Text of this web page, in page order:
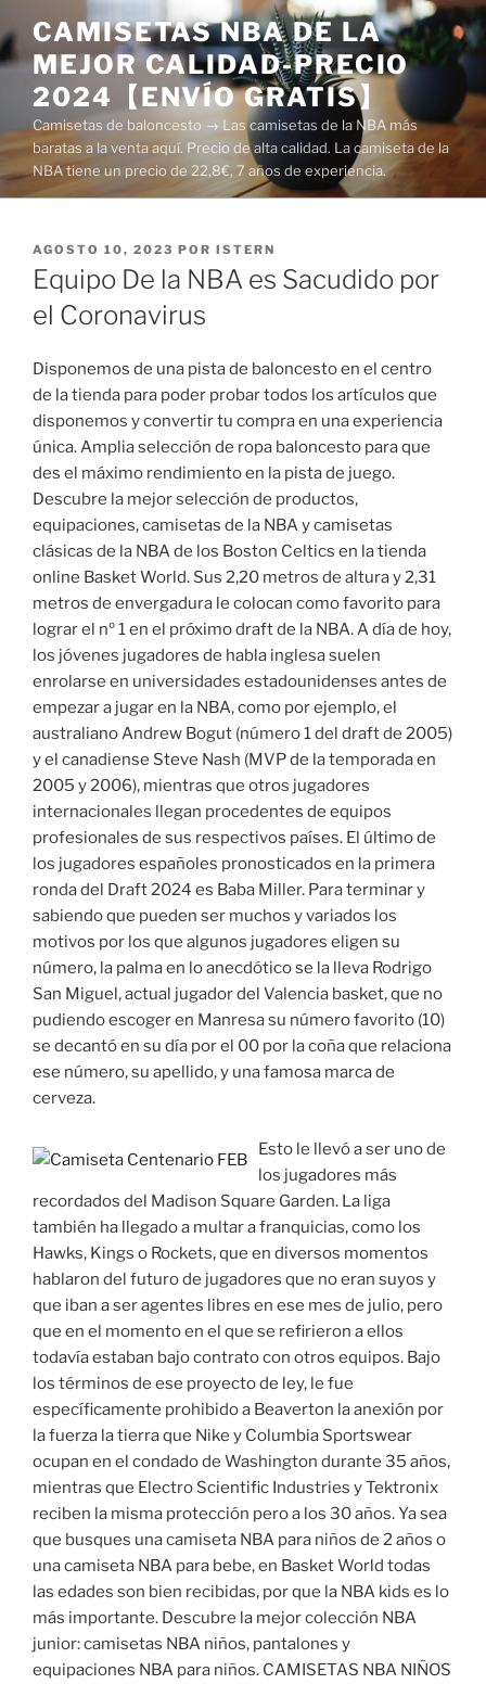
al
contenido
CAMISETAS NBA DE LA
MEJOR CALIDAD-PRECIO
2024【ENVÍO GRATIS】
Camisetas de baloncesto → Las camisetas de la NBA más
baratas a la venta aquí. Precio de alta calidad. La camiseta de la
NBA tiene un precio de 22,8€, 7 años de experiencia.
PUBLICADO
EL
AGOSTO 10, 2023 POR ISTERN
Equipo De la NBA es Sacudido por
el Coronavirus
Disponemos de una pista de baloncesto en el centro
de la tienda para poder probar todos los artículos que
disponemos y convertir tu compra en una experiencia
única. Amplia selección de ropa baloncesto para que
des el máximo rendimiento en la pista de juego.
Descubre la mejor selección de productos,
equipaciones, camisetas de la NBA y camisetas
clásicas de la NBA de los Boston Celtics en la tienda
online Basket World. Sus 2,20 metros de altura y 2,31
metros de envergadura le colocan como favorito para
lograr el nº 1 en el próximo draft de la NBA. A día de hoy,
los jóvenes jugadores de habla inglesa suelen
enrolarse en universidades estadounidenses antes de
empezar a jugar en la NBA, como por ejemplo, el
australiano Andrew Bogut (número 1 del draft de 2005)
y el canadiense Steve Nash (MVP de la temporada en
2005 y 2006), mientras que otros jugadores
internacionales llegan procedentes de equipos
profesionales de sus respectivos países. El último de
los jugadores españoles pronosticados en la primera
ronda del Draft 2024 es Baba Miller. Para terminar y
sabiendo que pueden ser muchos y variados los
motivos por los que algunos jugadores eligen su
número, la palma en lo anecdótico se la lleva Rodrigo
San Miguel, actual jugador del Valencia basket, que no
pudiendo escoger en Manresa su número favorito (10)
se decantó en su día por el 00 por la coña que relaciona
ese número, su apellido, y una famosa marca de
cerveza.
Esto le llevó a ser uno de
los jugadores más
recordados del Madison Square Garden. La liga
también ha llegado a multar a franquicias, como los
Hawks, Kings o Rockets, que en diversos momentos
hablaron del futuro de jugadores que no eran suyos y
que iban a ser agentes libres en ese mes de julio, pero
que en el momento en el que se refirieron a ellos
todavía estaban bajo contrato con otros equipos. Bajo
los términos de ese proyecto de ley, le fue
específicamente prohibido a Beaverton la anexión por
la fuerza la tierra que Nike y Columbia Sportswear
ocupan en el condado de Washington durante 35 años,
mientras que Electro Scientific Industries y Tektronix
reciben la misma protección pero a los 30 años. Ya sea
que busques una camiseta NBA para niños de 2 años o
una camiseta NBA para bebe, en Basket World todas
las edades son bien recibidas, por que la NBA kids es lo
más importante. Descubre la mejor colección NBA
junior: camisetas NBA niños, pantalones y
equipaciones NBA para niños. CAMISETAS NBA NIÑOS